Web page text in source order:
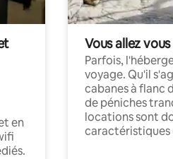
en
Vous allez
Parfois,
voyage. Qu'il
cabanes à flanc
de péniches
locations sont
caractéristiques